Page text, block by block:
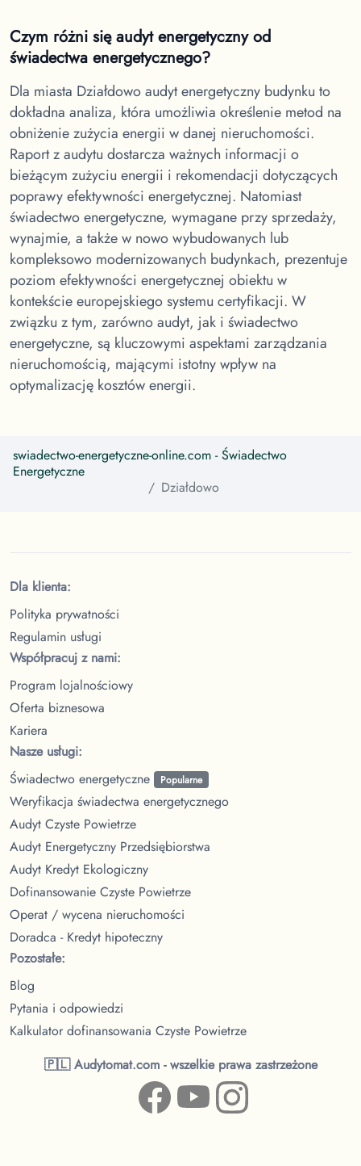
Czym różni się audyt energetyczny od
świadectwa energetycznego?
Dla miasta Działdowoaudyt energetyczny budynku to
dokładna analiza, która umożliwia określenie metod na
obniżenie zużycia energii w danej nieruchomości.
Raport z audytu dostarcza ważnych informacji o
bieżącym zużyciu energii i rekomendacji dotyczących
poprawy efektywności energetycznej. Natomiast
świadectwo energetyczne, wymagane przy sprzedaży,
wynajmie, a także w nowo wybudowanych lub
kompleksowo modernizowanych budynkach, prezentuje
poziom efektywności energetycznej obiektu w
kontekście europejskiego systemu certyfikacji. W
związku z tym, zarówno audyt, jak i świadectwo
energetyczne, są kluczowymi aspektami zarządzania
nieruchomością, mającymi istotny wpływ na
optymalizację kosztów energii.
swiadectwo-energetyczne-online.com - Świadectwo
Energetyczne
Działdowo
Dla klienta:
Polityka prywatności
Regulamin usługi
Współpracuj z nami:
Program lojalnościowy
Oferta biznesowa
Kariera
Nasze usługi:
Świadectwo energetyczne
Popularne
Weryfikacja świadectwa energetycznego
Audyt Czyste Powietrze
Audyt Energetyczny Przedsiębiorstwa
Audyt Kredyt Ekologiczny
Dofinansowanie Czyste Powietrze
Operat / wycena nieruchomości
Doradca - Kredyt hipoteczny
Pozostałe:
Blog
Pytania i odpowiedzi
Kalkulator dofinansowania Czyste Powietrze
🇵🇱 Audytomat.com - wszelkie prawa zastrzeżone